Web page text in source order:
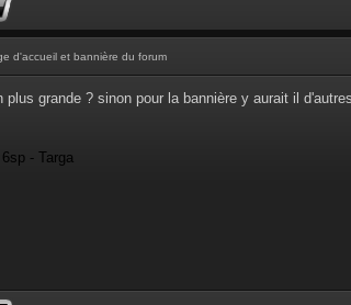
d'accueil et bannière du forum
plus grande ? sinon pour la bannière y aurait il
- Targa